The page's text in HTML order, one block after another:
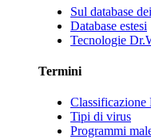
Sul database
Database estesi
Tecnologie
Termini
Classificazione
Tipi di virus
Programmi